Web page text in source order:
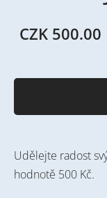
CZK 500.00
Udělejte radost
hodnotě 500 Kč.